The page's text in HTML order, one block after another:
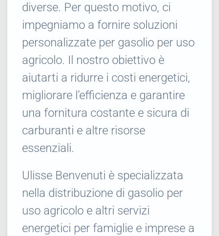
diverse. Per questo motivo, ci
impegniamo a fornire soluzioni
personalizzate per gasolio per uso
agricolo. Il nostro obiettivo è
aiutarti a ridurre i costi energetici,
migliorare l’efficienza e garantire
una fornitura costante e sicura di
carburanti e altre risorse
essenziali.
Ulisse Benvenuti è specializzata
nella distribuzione di gasolio per
uso agricolo e altri servizi
energetici per famiglie e imprese a